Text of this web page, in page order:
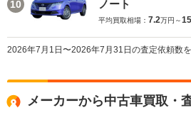
10 ノート
平均買取相場： 7.2万円～
2026年7月1日〜2026年7月31日の査定依頼数を
メーカーから中古車買取・